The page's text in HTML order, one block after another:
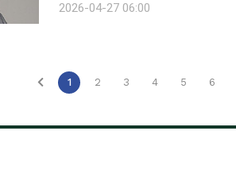
에서도 모든 개정을 다 따라잡기 힘
2026-04-27 06:00
1 2 3 4 5 6